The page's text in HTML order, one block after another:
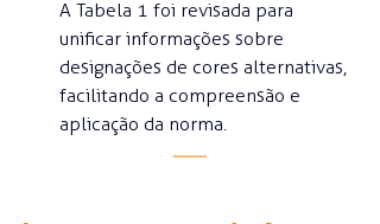
A Tabela 1 foi revisada para
unificar informações sobre
designações de cores alternativas,
facilitando a compreensão e
aplicação da norma.